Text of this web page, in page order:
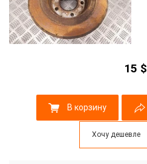
15 $
В корзину
Хочу дешевле